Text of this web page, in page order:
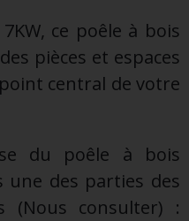
ce poêle à bois
pièces et espaces
central de votre
du poêle à bois
une des parties des
(Nous consulter) :